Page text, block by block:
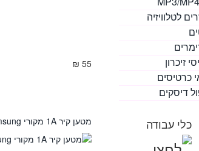
55 ₪
מטען קיר 1A מקורי Samsung
לטלוויזיה
זיכרון
כרטיסים
דיסקים
כלי עבודה